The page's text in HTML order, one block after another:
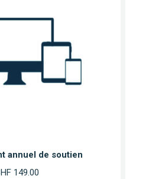
annuel de soutien
149.00